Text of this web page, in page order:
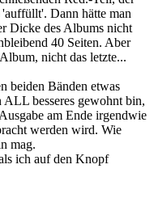
Dann hätte man
Dicke des Albums nicht
40 Seiten. Aber
nicht das letzte...
beiden Bänden etwas
besseres gewohnt bin,
am Ende irgendwie
werden wird. Wie
mag.
ich auf den Knopf